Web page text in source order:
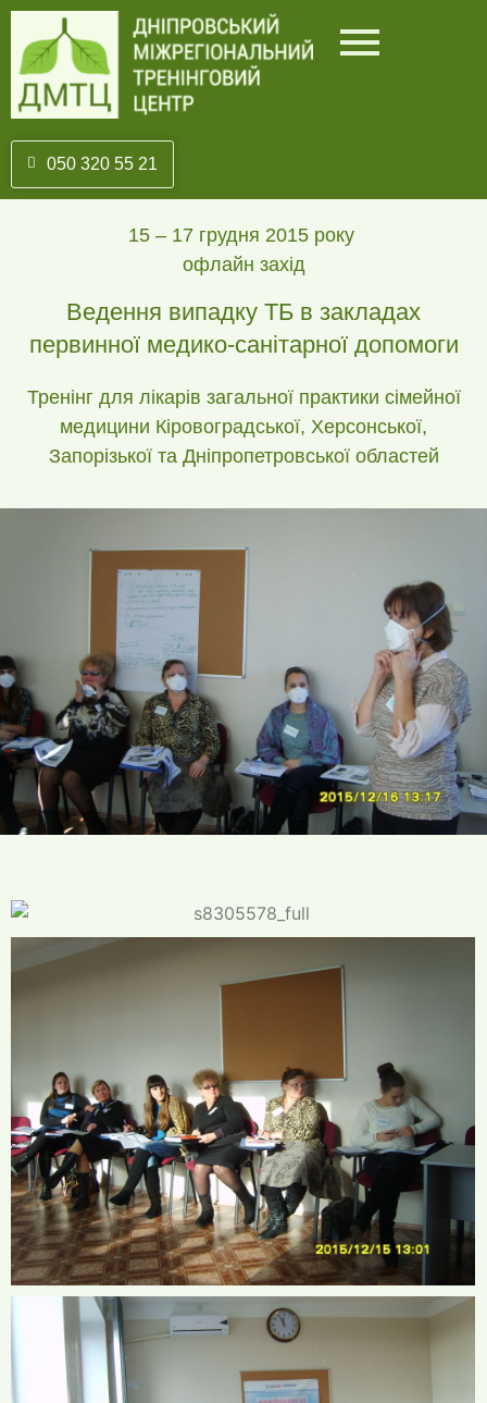
050 320 55 21
15 – 17 грудня 2015 року
офлайн захід
Ведення випадку ТБ в закладах
первинної медико-санітарної допомоги
Тренінг для лікарів загальної практики сімейної
медицини Кіровоградської, Херсонської,
Запорізької та Дніпропетровської областей